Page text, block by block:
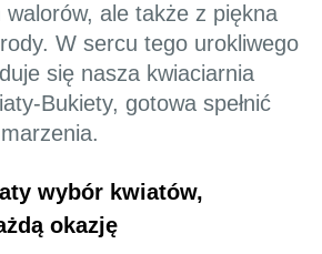
walorów, ale także z piękna
W sercu tego urokliwego
się nasza kwiaciarnia
Bukiety, gotowa spełnić
wybór kwiatów,
okazję